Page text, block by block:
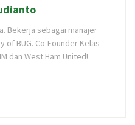
Bekerja sebagai manajer
of BUG. Co-Founder Kelas
dan West Ham United!